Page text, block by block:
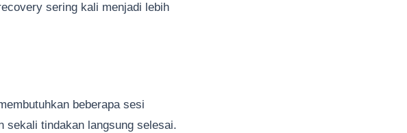
sering kali menjadi lebih
beberapa sesi
sekali tindakan langsung selesai.